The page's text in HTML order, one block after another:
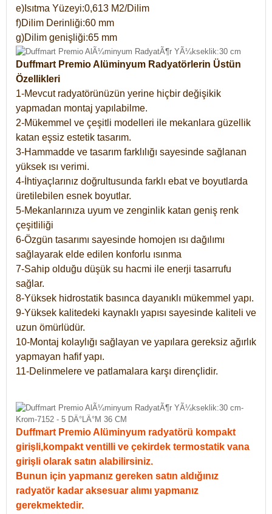
e)Isıtma Yüzeyi:0,613 M2/Dilim
f)Dilim Derinliği:60 mm
g)Dilim genişliği:65 mm
Duffmart Premio Alüminyum Radyatörlerin Üstün
Özellikleri
1-Mevcut radyatörünüzün yerine hiçbir değişikik
yapmadan montaj yapılabilme.
2-Mükemmel ve çeşitli modelleri ile mekanlara güzellik
katan eşsiz estetik tasarım.
3-Hammadde ve tasarım farklılığı sayesinde sağlanan
yüksek ısı verimi.
4-İhtiyaçlarınız doğrultusunda farklı ebat ve boyutlarda
üretilebilen esnek boyutlar.
5-Mekanlarınıza uyum ve zenginlik katan geniş renk
çeşitliliği
6-Özgün tasarımı sayesinde homojen ısı dağılımı
sağlayarak elde edilen konforlu ısınma
7-Sahip olduğu düşük su hacmi ile enerji tasarrufu
sağlar.
8-Yüksek hidrostatik basınca dayanıklı mükemmel yapı.
9-Yüksek kalitedeki kaynaklı yapısı sayesinde kaliteli ve
uzun ömürlüdür.
10-Montaj kolaylığı sağlayan ve yapılara gereksiz ağırlık
yapmayan hafif yapı.
11-Delinmelere ve patlamalara karşı dirençlidir.
Duffmart Premio Alüminyum radyatörü kompakt
girişli,kompakt ventilli ve çekirdek termostatik vana
girişli olarak satın alabilirsiniz.
Bunun için yapmanız gereken satın aldığınız
radyatör kadar aksesuar alımı yapmanız
gerekmektedir.